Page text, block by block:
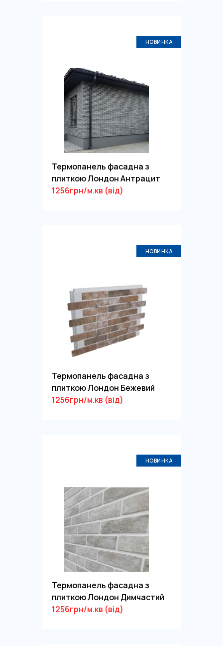
НОВИНКА
Термопанель фасадна з
плиткою Лондон Антрацит
1256грн/м.кв (від)
НОВИНКА
Термопанель фасадна з
плиткою Лондон Бежевий
1256грн/м.кв (від)
НОВИНКА
Термопанель фасадна з
плиткою Лондон Димчастий
1256грн/м.кв (від)